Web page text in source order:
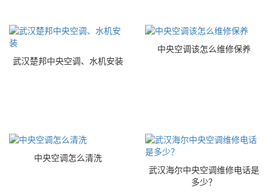
武汉楚邦中央空调、水机安装
中央空调该怎么维修保养
中央空调怎么清洗
武汉海尔中央空调维修电话是
多少？